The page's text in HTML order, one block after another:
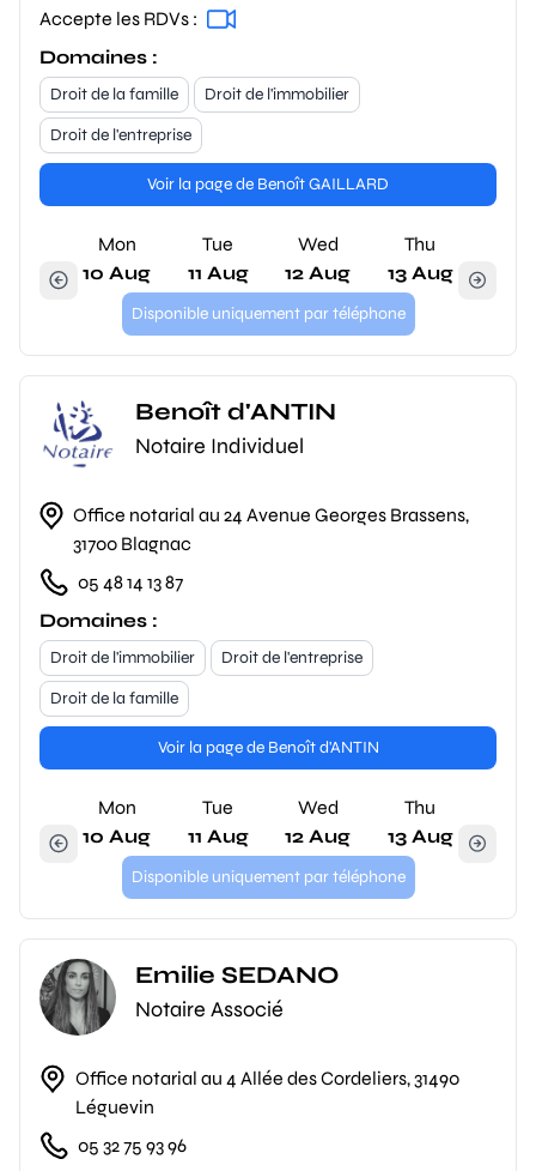
Accepte les RDVs :
Domaines :
Droit de la famille
Droit de l'immobilier
Droit de l'entreprise
Voir la page de Benoît GAILLARD
Mon
10 Aug
Tue
11 Aug
Wed
12 Aug
Thu
13 Aug
Disponible uniquement par téléphone
Benoît d'ANTIN
Notaire Individuel
Office notarial au 24 Avenue Georges Brassens,
31700 Blagnac
05 48 14 13 87
Domaines :
Droit de l'immobilier
Droit de l'entreprise
Droit de la famille
Voir la page de Benoît d'ANTIN
Mon
10 Aug
Tue
11 Aug
Wed
12 Aug
Thu
13 Aug
Disponible uniquement par téléphone
Emilie SEDANO
Notaire Associé
Office notarial au 4 Allée des Cordeliers, 31490
Léguevin
05 32 75 93 96